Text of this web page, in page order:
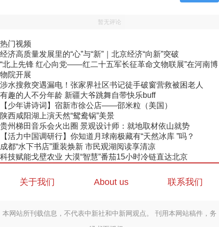
暂无评论
热门视频
经济高质量发展里的“心”与“新”｜北京经济“向新”突破
“北上先锋 红心向党——红二十五军长征革命文物联展”在河南博
物院开展
涉水搜救突遇漏电！张家界社区书记徒手破窗营救被困老人
有趣的人不分年龄 新疆大爷跳舞自带快乐buff
【少年讲诗词】宿新市徐公店——邵米粒（美国）
陕西咸阳湖上演天然“鸳鸯锅”美景
贵州梯田音乐会火出圈 景观设计师：就地取材依山就势
【活力中国调研行】你知道月球南极藏有“天然冰库 ”吗？
成都“水下书店”重装焕新 市民观湖阅读享清凉
科技赋能戈壁农业 大漠“智慧”番茄15小时冷链直达北京
关于我们 About us 联系我们
本网站所刊载信息，不代表中新社和中新网观点。 刊用本网站稿件，务